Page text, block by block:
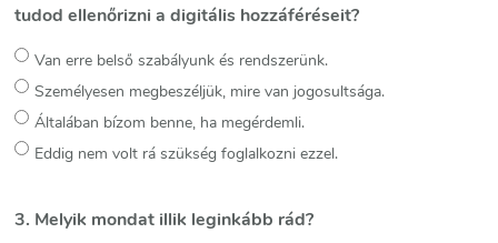
tudod ellenőrizni a digitális hozzáféréseit?
Van erre belső szabályunk és rendszerünk.
Személyesen megbeszéljük, mire van jogosultsága.
Általában bízom benne, ha megérdemli.
Eddig nem volt rá szükség foglalkozni ezzel.
3. Melyik mondat illik leginkább rád?